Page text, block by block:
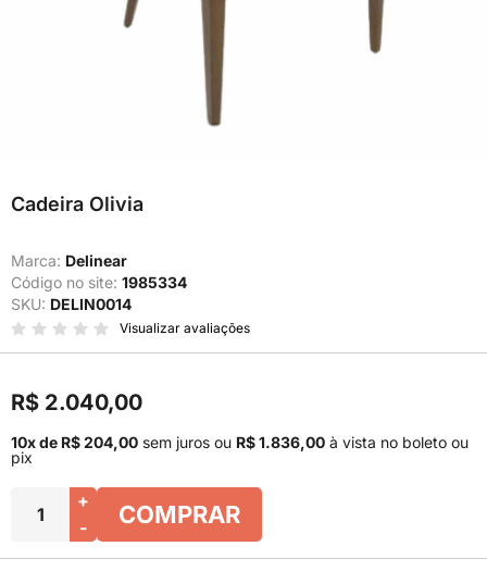
Cadeira Olivia
Marca: Delinear
Código no site: 1985334
SKU: DELIN0014
Visualizar avaliações
R$ 2.040,00
10x de R$ 204,00 sem juros ou R$ 1.836,00 à vista no boleto ou
pix
+
-
COMPRAR